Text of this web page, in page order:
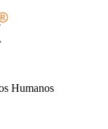
Humanos